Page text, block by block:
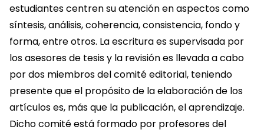
estudiantes centren su atención en aspectos como
síntesis, análisis, coherencia, consistencia, fondo y
forma, entre otros. La escritura es supervisada por
los asesores de tesis y la revisión es llevada a cabo
por dos miembros del comité editorial, teniendo
presente que el propósito de la elaboración de los
artículos es, más que la publicación, el aprendizaje.
Dicho comité está formado por profesores del